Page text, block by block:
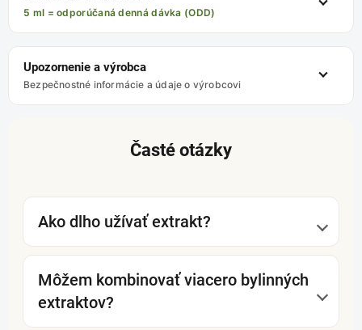
5 ml = odporúčaná denná dávka (ODD)
Upozornenie a výrobca
Bezpečnostné informácie a údaje o výrobcovi
Časté otázky
Ako dlho užívať extrakt?
Môžem kombinovať viacero bylinných
extraktov?